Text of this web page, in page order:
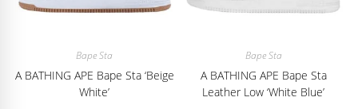
Bape Sta
A BATHING APE Bape Sta ‘Beige
White’
Bape Sta
A BATHING APE Bape Sta
Leather Low ‘White Blue’